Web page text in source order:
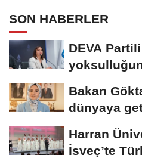
SON HABERLER
DEVA
Bakan
dünyaya
Harran
İsveç’te